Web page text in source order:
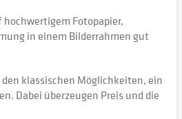
hochwertigem Fotopapier,
in einem Bilderrahmen gut
klassischen Möglichkeiten, ein
Dabei überzeugen Preis und die